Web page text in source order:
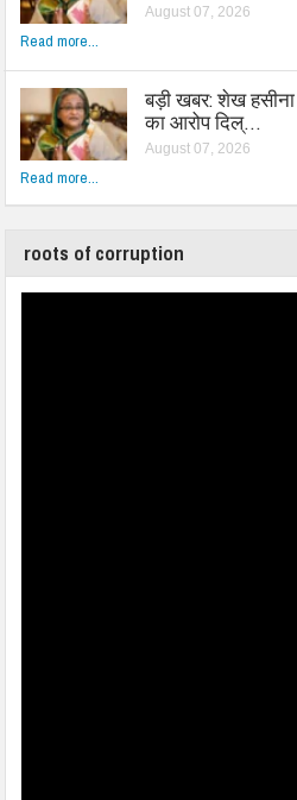
August 07, 2026
Read more...
बड़ी खबर: शेख हसीना
का आरोप दिल्…
August 07, 2026
Read more...
roots of corruption